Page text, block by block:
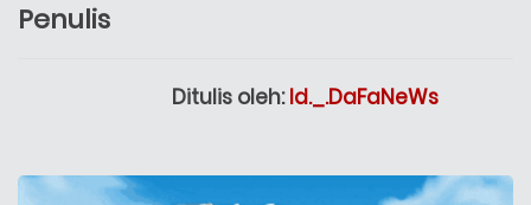
Penulis
Ditulis oleh:Id._.DaFaNeWs